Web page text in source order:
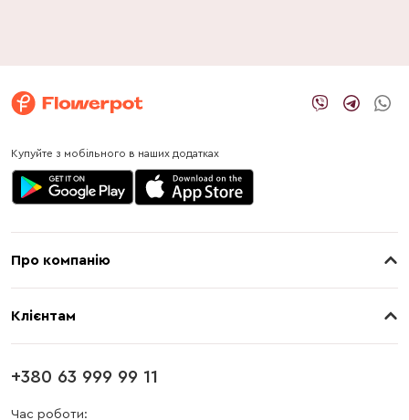
Купуйте з мобільного в наших додатках
Про компанію
Клієнтам
Оплата
Блог
+380 63 999 99 11
Час роботи: